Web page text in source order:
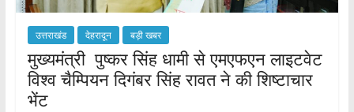
उत्तराखंड देहरादून बड़ी खबर
मुख्यमंत्री पुष्कर सिंह धामी से एमएफएन लाइटवेट
विश्व चैम्पियन दिगंबर सिंह रावत ने की शिष्टाचार
भेंट